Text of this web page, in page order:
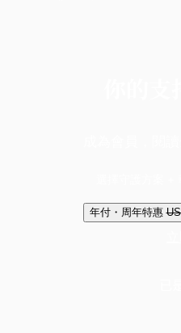
年付・周年特惠